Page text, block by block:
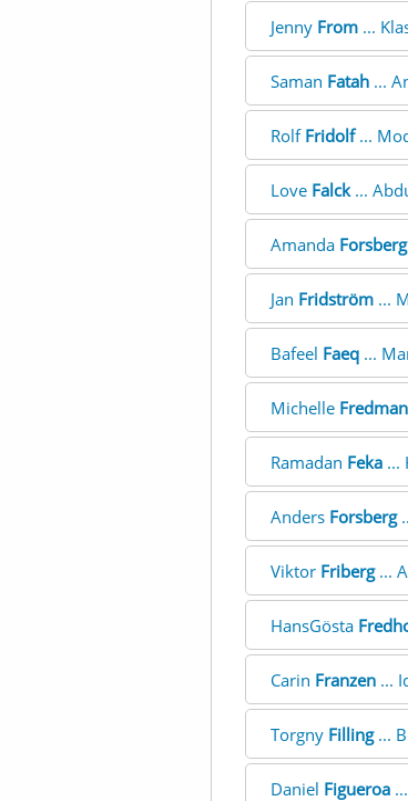
Jenny From...
Saman Fatah...
Rolf Fridolf...
Love Falck...
Amanda Forsberg
Jan Fridström...
Bafeel Faeq...
Michelle Fredman
Ramadan Feka...
Anders Forsberg
Viktor Friberg...
HansGösta
Carin Franzen...
Torgny Filling...
Daniel Figueroa